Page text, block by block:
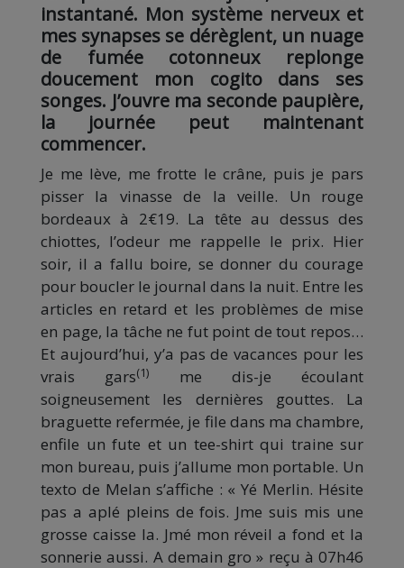
instantané. Mon système nerveux et
mes synapses se dérèglent, un nuage
de fumée cotonneux replonge
doucement mon cogito dans ses
songes. J’ouvre ma seconde paupière,
la journée peut maintenant
commencer.
Je me lève, me frotte le crâne, puis je pars
pisser la vinasse de la veille. Un rouge
bordeaux à 2€19. La tête au dessus des
chiottes, l’odeur me rappelle le prix. Hier
soir, il a fallu boire, se donner du courage
pour boucler le journal dans la nuit. Entre les
articles en retard et les problèmes de mise
en page, la tâche ne fut point de tout repos…
Et aujourd’hui, y’a pas de vacances pour les
vrais gars(1)
me dis-je écoulant
soigneusement les dernières gouttes. La
braguette refermée, je file dans ma chambre,
enfile un fute et un tee-shirt qui traine sur
mon bureau, puis j’allume mon portable. Un
texto de Melan s’affiche : « Yé Merlin. Hésite
pas a aplé pleins de fois. Jme suis mis une
grosse caisse la. Jmé mon réveil a fond et la
sonnerie aussi. A demain gro » reçu à 07h46